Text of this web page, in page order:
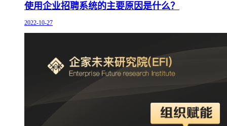
使用企业招聘系统的主要原因是什么？
2022-10-27